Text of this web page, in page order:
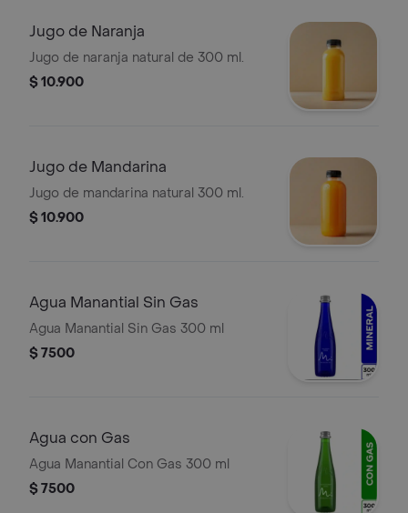
Jugo de Naranja
Jugo de naranja natural de 300 ml.
$ 10.900
Jugo de Mandarina
Jugo de mandarina natural 300 ml.
$ 10.900
Agua Manantial Sin Gas
Agua Manantial Sin Gas 300 ml
$ 7500
Agua con Gas
Agua Manantial Con Gas 300 ml
$ 7500